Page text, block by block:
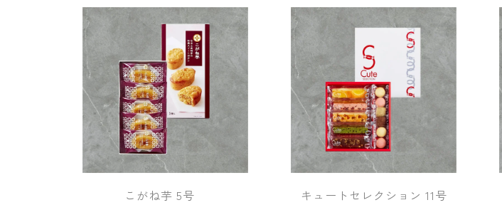
こがね芋 5号
キュートセレクション 11号